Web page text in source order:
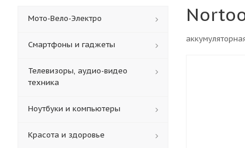
Мото-Вело-Электро
Смартфоны и гаджеты
Телевизоры, аудио-видео
техника
Ноутбуки и компьютеры
Красота и здоровье